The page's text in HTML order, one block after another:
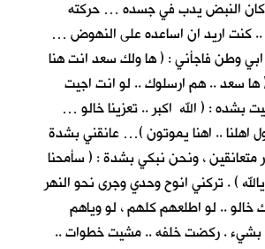
كان النبض يدب في جسده … حركته
كنت اريد ان اساعده على النهوض …
وطن فاجأني : ( ها ولك سعد انت هنا
سعد .. هم ارسلوك .. لو انت اجيت
بشده : ( الله اكبر .. تعزينا خالو …
اهلنا .. اهنا يموتون )… عانقني بشدة
متعانقين ، ونحن نبكي بشدة : ( سأمحنا
) . تركني انوح وحدي وجرى نحو النهر
خالو .. لو اطلعهم كلهم ، لو وياهم
بشيء . ركضت خلفه .. مشيت خطوات ..